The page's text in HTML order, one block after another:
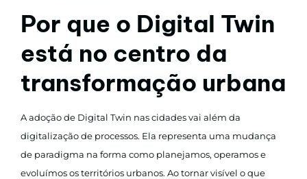
Por que o Digital Twin
está no centro da
transformação urbana
A adoção de Digital Twin nas cidades vai além da
digitalização de processos. Ela representa uma mudança
de paradigma na forma como planejamos, operamos e
evoluímos os territórios urbanos. Ao tornar visível o que